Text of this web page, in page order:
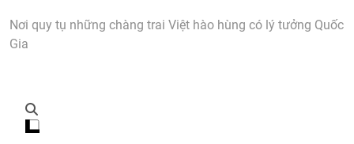
Nơi quy tụ những chàng trai Việt hào hùng có lý tưởng Quốc
Gia